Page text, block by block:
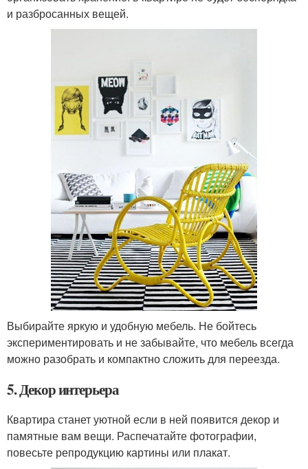
и разбросанных вещей.
Выбирайте яркую и удобную мебель. Не бойтесь
экспериментировать и не забывайте, что мебель всегда
можно разобрать и компактно сложить для переезда.
5. Декор интерьера
Квартира станет уютной если в ней появится декор и
памятные вам вещи. Распечатайте фотографии,
повесьте репродукцию картины или плакат.